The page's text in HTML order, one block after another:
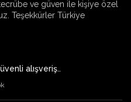
ve güven ile kişiye özel
Teşekkürler Türkiye
alışveriş..